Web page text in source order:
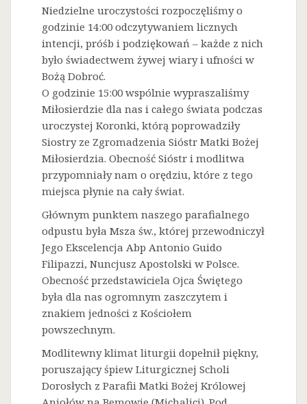
Niedzielne uroczystości rozpoczęliśmy o
godzinie 14:00 odczytywaniem licznych
intencji, próśb i podziękowań – każde z nich
było świadectwem żywej wiary i ufności w
Bożą Dobroć.
O godzinie 15:00 wspólnie wypraszaliśmy
Miłosierdzie dla nas i całego świata podczas
uroczystej Koronki, którą poprowadziły
Siostry ze Zgromadzenia Sióstr Matki Bożej
Miłosierdzia. Obecność Sióstr i modlitwa
przypomniały nam o orędziu, które z tego
miejsca płynie na cały świat.
Głównym punktem naszego parafialnego
odpustu była Msza św., której przewodniczył
Jego Ekscelencja Abp Antonio Guido
Filipazzi, Nuncjusz Apostolski w Polsce.
Obecność przedstawiciela Ojca Świętego
była dla nas ogromnym zaszczytem i
znakiem jedności z Kościołem
powszechnym.
Modlitewny klimat liturgii dopełnił piękny,
poruszający śpiew Liturgicznej Scholi
Dorosłych z Parafii Matki Bożej Królowej